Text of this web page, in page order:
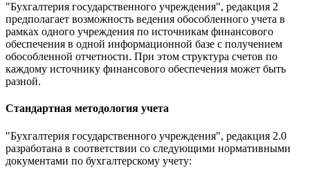
"Бухгалтерия государственного учреждения", редакция 2
предполагает возможность ведения обособленного учета в
рамках одного учреждения по источникам финансового
обеспечения в одной информационной базе с получением
обособленной отчетности. При этом структура счетов по
каждому источнику финансового обеспечения может быть
разной.
Стандартная методология учета
"Бухгалтерия государственного учреждения", редакция 2.0
разработана в соответствии со следующими нормативными
документами по бухгалтерскому учету: